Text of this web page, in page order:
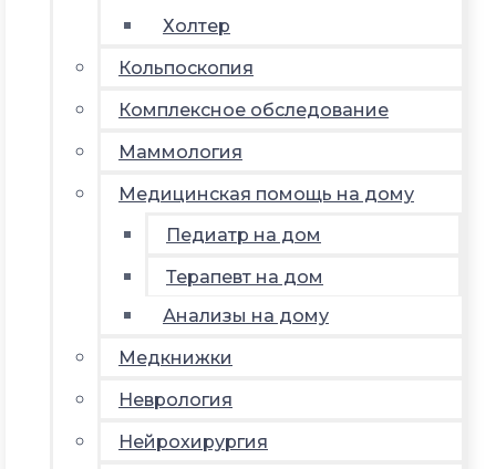
Холтер
Кольпоскопия
Комплексное обследование
Маммология
Медицинская помощь на дому
Педиатр на дом
Терапевт на дом
Анализы на дому
Медкнижки
Неврология
Нейрохирургия